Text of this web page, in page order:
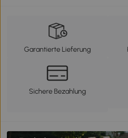
Garantierte Lieferung
Sichere Bezahlung